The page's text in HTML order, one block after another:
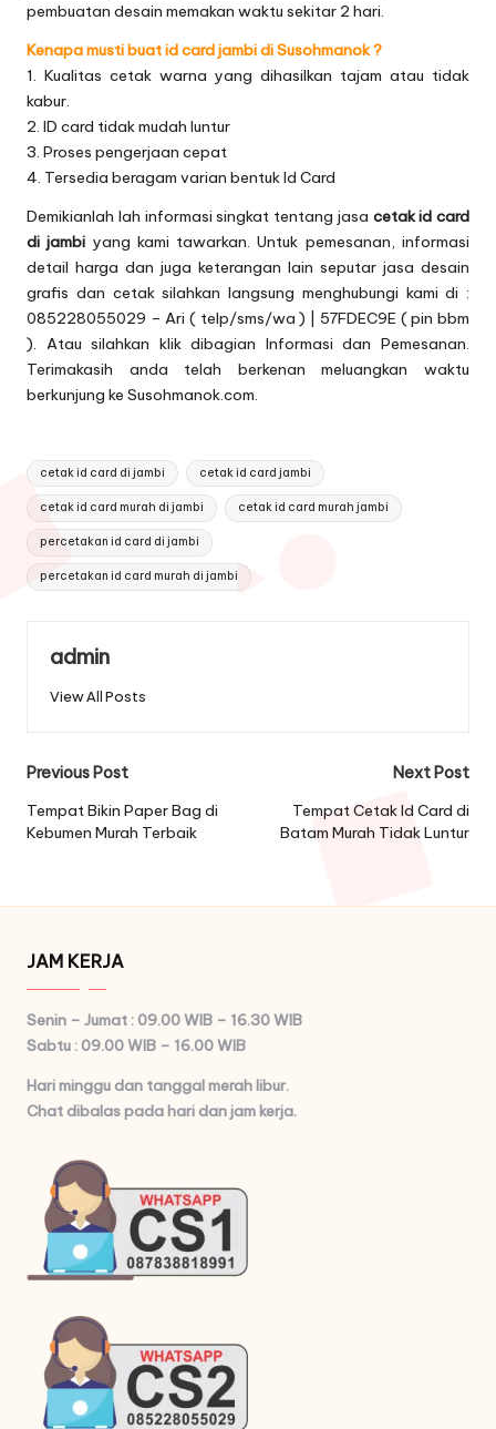
pembuatan desain memakan waktu sekitar 2 hari.
Kenapa musti buat id card jambi di Susohmanok ?
1. Kualitas cetak warna yang dihasilkan tajam atau tidak
kabur.
2. ID card tidak mudah luntur
3. Proses pengerjaan cepat
4. Tersedia beragam varian bentuk Id Card
Demikianlah lah informasi singkat tentang jasa cetak id card
di jambi yang kami tawarkan. Untuk pemesanan, informasi
detail harga dan juga keterangan lain seputar jasa desain
grafis dan cetak silahkan langsung menghubungi kami di :
085228055029 – Ari ( telp/sms/wa ) | 57FDEC9E ( pin bbm
). Atau silahkan klik dibagian Informasi dan Pemesanan.
Terimakasih anda telah berkenan meluangkan waktu
berkunjung ke Susohmanok.com.
Tags:
cetak id card di jambi cetak id card jambi
cetak id card murah di jambi cetak id card murah jambi
percetakan id card di jambi
percetakan id card murah di jambi
admin
View All Posts
Post
navigation
Previous Post
Tempat Bikin Paper Bag di
Kebumen Murah Terbaik
Next Post
Tempat Cetak Id Card di
Batam Murah Tidak Luntur
JAM KERJA
Senin – Jumat : 09.00 WIB – 16.30 WIB
Sabtu : 09.00 WIB – 16.00 WIB
Hari minggu dan tanggal merah libur.
Chat dibalas pada hari dan jam kerja.